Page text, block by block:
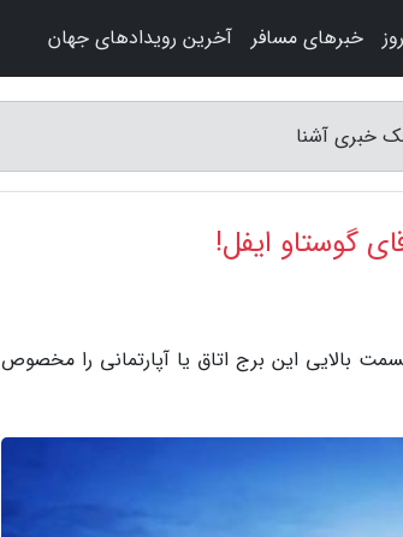
خبری آشنا
گوستاو ایفل!
بالایی این برج اتاق یا آپارتمانی را مخصوص
خبرهای مسافر آخرین رویدادهای جهان